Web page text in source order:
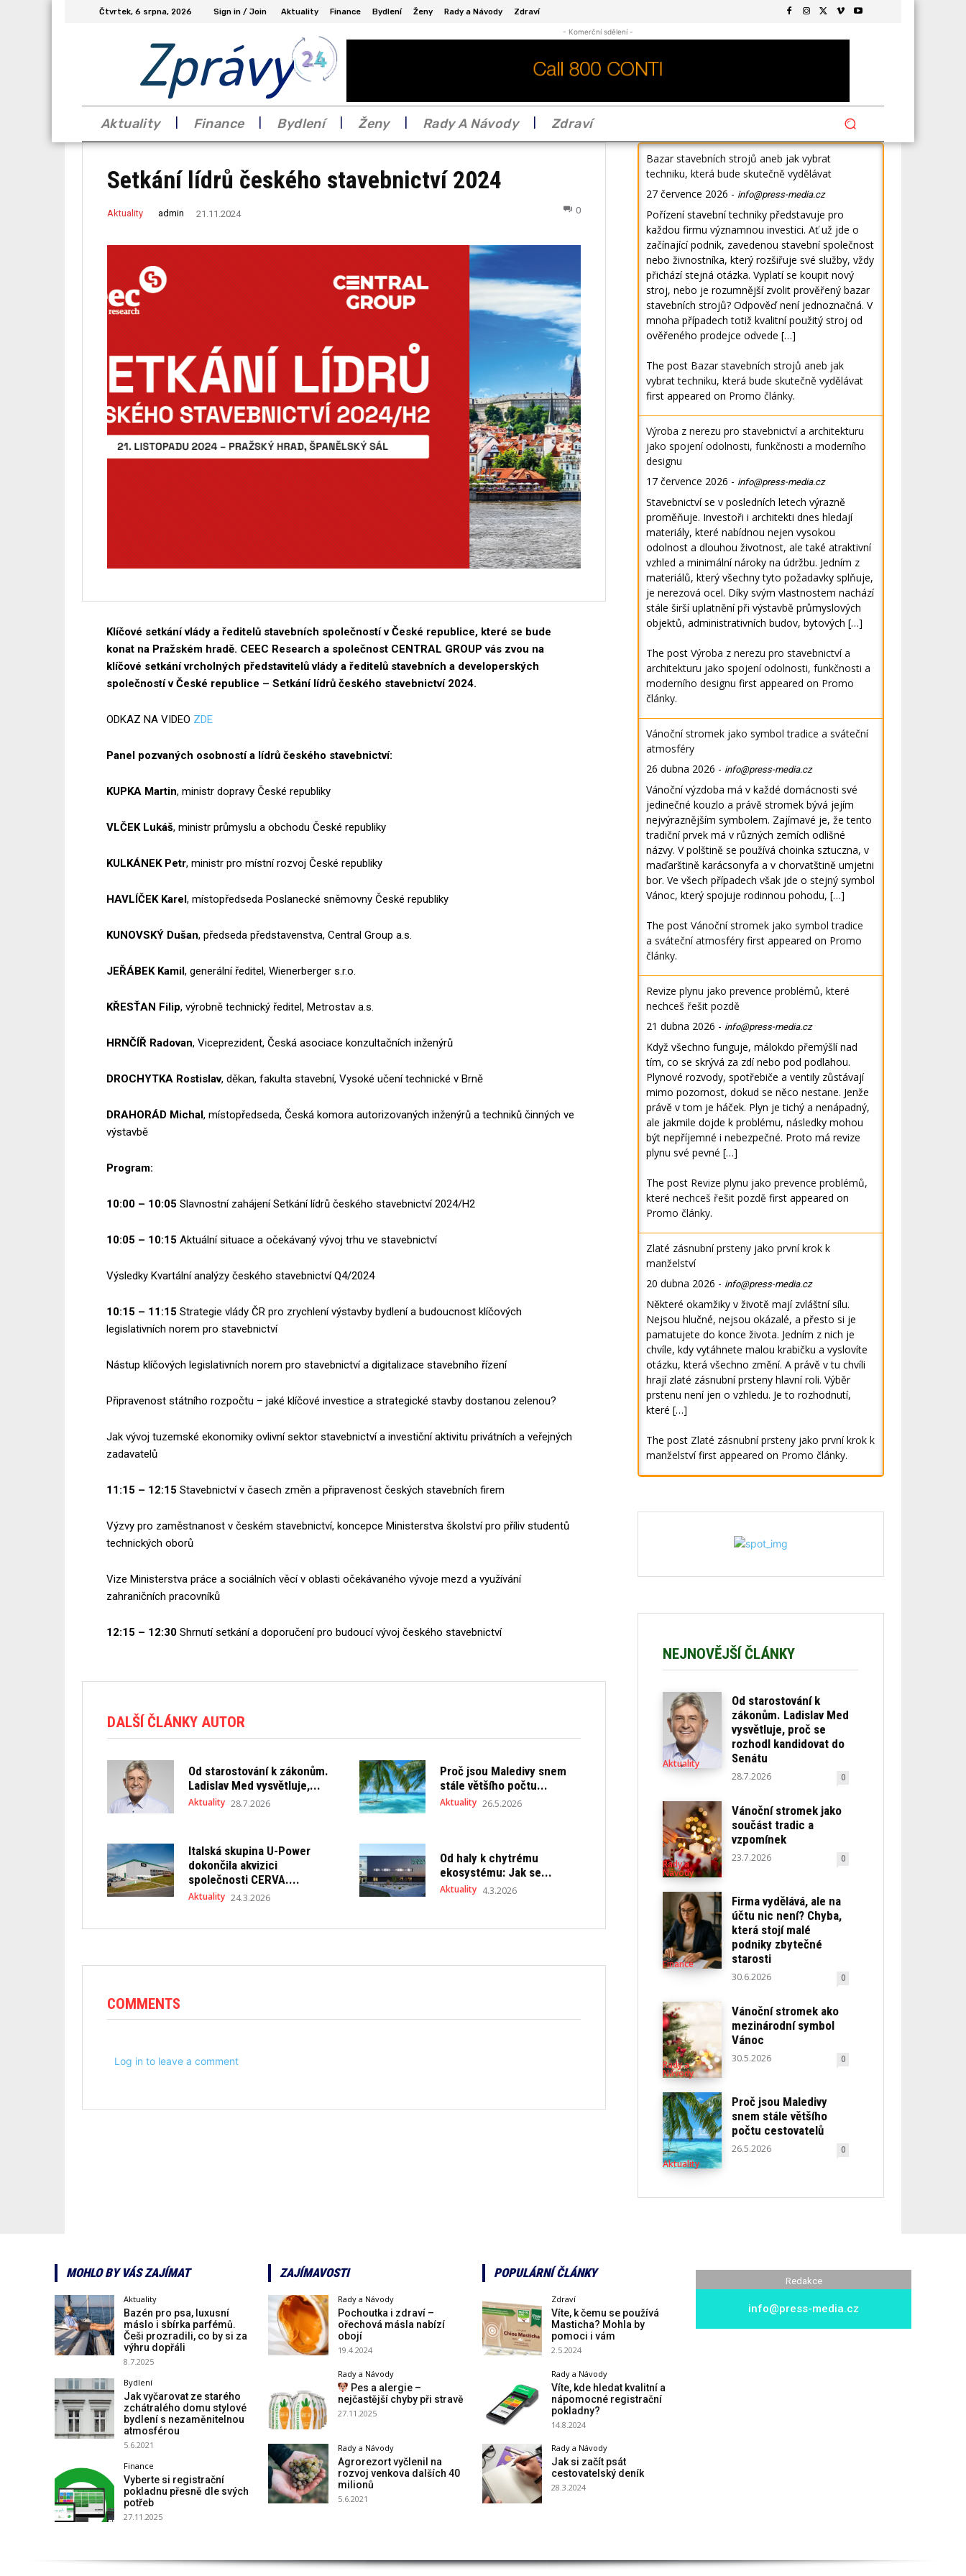
Čtvrtek, 6 srpna, 2026 Sign in / Join Aktuality Finance Bydlení Ženy Rady a Návody Zdraví
Zprávy - Komerční sdělení -
Aktuality Finance Bydlení Ženy Rady A Návody Zdraví
Setkání lídrů českého stavebnictví 2024
Aktuality admin 21.11.2024 0
Klíčové setkání vlády a ředitelů stavebních společností v České republice, které se bude
konat na Pražském hradě. CEEC Research a společnost CENTRAL GROUP vás zvou na
klíčové setkání vrcholných představitelů vlády a ředitelů stavebních a developerských
společností v České republice – Setkání lídrů českého stavebnictví 2024.
ODKAZ NA VIDEO ZDE
Panel pozvaných osobností a lídrů českého stavebnictví:
KUPKA Martin, ministr dopravy České republiky
VLČEK Lukáš, ministr průmyslu a obchodu České republiky
KULKÁNEK Petr, ministr pro místní rozvoj České republiky
HAVLÍČEK Karel, místopředseda Poslanecké sněmovny České republiky
KUNOVSKÝ Dušan, předseda představenstva, Central Group a.s.
JEŘÁBEK Kamil, generální ředitel, Wienerberger s.r.o.
KŘESŤAN Filip, výrobně technický ředitel, Metrostav a.s.
HRNČÍŘ Radovan, Viceprezident, Česká asociace konzultačních inženýrů
DROCHYTKA Rostislav, děkan, fakulta stavební, Vysoké učení technické v Brně
DRAHORÁD Michal, místopředseda, Česká komora autorizovaných inženýrů a techniků činných ve
výstavbě
Program:
10:00 – 10:05 Slavnostní zahájení Setkání lídrů českého stavebnictví 2024/H2
10:05 – 10:15 Aktuální situace a očekávaný vývoj trhu ve stavebnictví
Výsledky Kvartální analýzy českého stavebnictví Q4/2024
10:15 – 11:15 Strategie vlády ČR pro zrychlení výstavby bydlení a budoucnost klíčových
legislativních norem pro stavebnictví
Nástup klíčových legislativních norem pro stavebnictví a digitalizace stavebního řízení
Připravenost státního rozpočtu – jaké klíčové investice a strategické stavby dostanou zelenou?
Jak vývoj tuzemské ekonomiky ovlivní sektor stavebnictví a investiční aktivitu privátních a veřejných
zadavatelů
11:15 – 12:15 Stavebnictví v časech změn a připravenost českých stavebních firem
Výzvy pro zaměstnanost v českém stavebnictví, koncepce Ministerstva školství pro příliv studentů
technických oborů
Vize Ministerstva práce a sociálních věcí v oblasti očekávaného vývoje mezd a využívání
zahraničních pracovníků
12:15 – 12:30 Shrnutí setkání a doporučení pro budoucí vývoj českého stavebnictví
DALŠÍ ČLÁNKY AUTOR
Od starostování k zákonům.
Ladislav Med vysvětluje,...
Aktuality 28.7.2026
Proč jsou Maledivy snem
stále většího počtu...
Aktuality 26.5.2026
Italská skupina U-Power
dokončila akvizici
společnosti CERVA....
Aktuality 24.3.2026
Od haly k chytrému
ekosystému: Jak se...
Aktuality 4.3.2026
COMMENTS
Log in to leave a comment
Bazar stavebních strojů aneb jak vybrat
techniku, která bude skutečně vydělávat
27 července 2026 - info@press-media.cz
Pořízení stavební techniky představuje pro
každou firmu významnou investici. Ať už jde o
začínající podnik, zavedenou stavební společnost
nebo živnostníka, který rozšiřuje své služby, vždy
přichází stejná otázka. Vyplatí se koupit nový
stroj, nebo je rozumnější zvolit prověřený bazar
stavebních strojů? Odpověď není jednoznačná. V
mnoha případech totiž kvalitní použitý stroj od
ověřeného prodejce odvede […]
The post Bazar stavebních strojů aneb jak
vybrat techniku, která bude skutečně vydělávat
first appeared on Promo články.
Výroba z nerezu pro stavebnictví a architekturu
jako spojení odolnosti, funkčnosti a moderního
designu
17 července 2026 - info@press-media.cz
Stavebnictví se v posledních letech výrazně
proměňuje. Investoři i architekti dnes hledají
materiály, které nabídnou nejen vysokou
odolnost a dlouhou životnost, ale také atraktivní
vzhled a minimální nároky na údržbu. Jedním z
materiálů, který všechny tyto požadavky splňuje,
je nerezová ocel. Díky svým vlastnostem nachází
stále širší uplatnění při výstavbě průmyslových
objektů, administrativních budov, bytových […]
The postVýroba z nerezu pro stavebnictví a
architekturu jako spojení odolnosti, funkčnosti a
moderního designu first appeared on Promo
články.
Vánoční stromek jako symbol tradice a sváteční
atmosféry
26 dubna 2026 - info@press-media.cz
Vánoční výzdoba má v každé domácnosti své
jedinečné kouzlo a právě stromek bývá jejím
nejvýraznějším symbolem. Zajímavé je, že tento
tradiční prvek má v různých zemích odlišné
názvy. V polštině se používá choinka sztuczna, v
maďarštině karácsonyfa a v chorvatštině umjetni
bor. Ve všech případech však jde o stejný symbol
Vánoc, který spojuje rodinnou pohodu, […]
The postVánoční stromek jako symbol tradice
a sváteční atmosféry first appeared on Promo
články.
Revize plynu jako prevence problémů, které
nechceš řešit pozdě
21 dubna 2026 - info@press-media.cz
Když všechno funguje, málokdo přemýšlí nad
tím, co se skrývá za zdí nebo pod podlahou.
Plynové rozvody, spotřebiče a ventily zůstávají
mimo pozornost, dokud se něco nestane. Jenže
právě v tom je háček. Plyn je tichý a nenápadný,
ale jakmile dojde k problému, následky mohou
být nepříjemné i nebezpečné. Proto má revize
plynu své pevné […]
The post Revize plynu jako prevence problémů,
které nechceš řešit pozdě first appeared on
Promo články.
Zlaté zásnubní prsteny jako první krok k
manželství
20 dubna 2026 - info@press-media.cz
Některé okamžiky v životě mají zvláštní sílu.
Nejsou hlučné, nejsou okázalé, a přesto si je
pamatujete do konce života. Jedním z nich je
chvíle, kdy vytáhnete malou krabičku a vyslovíte
otázku, která všechno změní. A právě v tu chvíli
hrají zlaté zásnubní prsteny hlavní roli. Výběr
prstenu není jen o vzhledu. Je to rozhodnutí,
které […]
The post Zlaté zásnubní prsteny jako první krok k
manželstvífirst appeared on Promo články.
NEJNOVĚJŠÍ ČLÁNKY
Aktuality
Od starostování k
zákonům. Ladislav Med
vysvětluje, proč se
rozhodl kandidovat do
Senátu
28.7.2026 0
Rady a
Návody
Vánoční stromek jako
součást tradic a
vzpomínek
23.7.2026 0
Finance
Firma vydělává, ale na
účtu nic není? Chyba,
která stojí malé
podniky zbytečné
starosti
30.6.2026 0
Rady a
Návody
Vánoční stromek ako
mezinárodní symbol
Vánoc
30.5.2026 0
Aktuality
Proč jsou Maledivy
snem stále většího
počtu cestovatelů
26.5.2026 0
MOHLO BY VÁS ZAJÍMAT
Aktuality
Bazén pro psa, luxusní
máslo i sbírka parfémů.
Češi prozradili, co by si za
výhru dopřáli
8.7.2025
Bydlení
Jak vyčarovat ze starého
zchátralého domu stylové
bydlení s nezaměnitelnou
atmosférou
5.6.2021
Finance
Vyberte si registrační
pokladnu přesně dle svých
potřeb
27.11.2025
ZAJÍMAVOSTI
Rady a Návody
Pochoutka i zdraví –
ořechová másla nabízí
obojí
19.4.2024
Rady a Návody
Pes a alergie –
nejčastější chyby při stravě
27.11.2025
Rady a Návody
Agrorezort vyčlenil na
rozvoj venkova dalších 40
milionů
5.6.2021
POPULÁRNÍ ČLÁNKY
Zdraví
Víte, k čemu se používá
Masticha? Mohla by
pomoci i vám
2.5.2024
Rady a Návody
Víte, kde hledat kvalitní a
nápomocné registrační
pokladny?
14.8.2024
Rady a Návody
Jak si začít psát
cestovatelský deník
28.3.2024
Redakce
info@press-media.cz